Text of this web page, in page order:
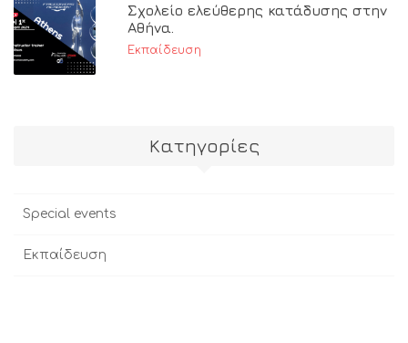
Σχολείο ελεύθερης κατάδυσης στην
Αθήνα.
Εκπαίδευση
Kατηγορίες
Special events
Εκπαίδευση